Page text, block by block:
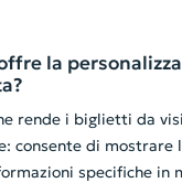
la
rende i biglietti da
consente di mostrare
specifiche in